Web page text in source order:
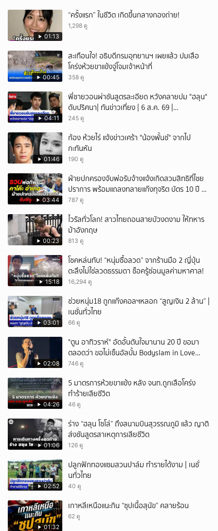
01:13
“ครั้งแรก” ในชีวิต เกิดขึ้นกลางกองถ่าย!
1,298 ดู
00:45
สะเทือนใจ! อธิบดีกรมอุทยานฯ เผยแล้ว ปมเสือ
โคร่งห้วยขาแข้งจู่โจมเจ้าหน้าที่
358 ดู
04:11
พี่ชายวอนผ่าชันสูตรละเอียด หวังคลายปม "ฮลุน"
ดับปริศนา| ทันข่าวเที่ยง | 6 ส.ค. 69 |
NationTV22
245 ดู
01:46
ก้อง ห้วยไร่ แจ้งข่าวเศร้า "น้องพั้นช์" จากไป
กะทันหัน
190 ดู
03:44
ฝ่ายปกครองจับพ่อรับจ้างแจ้งเกิดสวมสิทธิที่ไชย
ปราการ พร้อมแถลงทลายแก๊งทุจริต บัตร 10 ปี ที่
แม่สอด
787 ดู
00:23
ไวรัลทั่วโลก! สาวไทยถอนสายบัวงดงาม ให้ทหาร
ม้าอังกฤษ
813 ดู
15:18
โชคหล่นทับ! “หนุ่มซื้อลวด” จากร้านมือ 2 ญี่ปุ่น
ตะลึงไม่ใช่ลวดธรรมดา ช็อครู้ซ่อนมูลค่ามหาศาล!
16,294 ดู
03:01
ช่วยหนุ่ม18 ถูกแก๊งคอลฯหลอก “สูญเงิน 2 ล้าน” |
เนชั่นทั่วไทย
66 ดู
02:08
"ตูน อาทิวราห์" อัดอั้นตันใจมานาน 20 ปี ขอมา
ตลอดว่า ขอไม่เซ็นอัลบั้ม Bodyslam in Love
Vol.1-2 ที่เป็นปกผู้ชายยิ้มแฉ่งสองคน พร้อมเผย
บอกอะไรทางเจ้าตัวเลย
746 ดู
04:26
5 มาตรการห้วยขาแข้ง หลัง จนท.ถูกเสือโคร่ง
ทำร้ายเสียชีวิต
46 ดู
01:06
ร่าง “ฮลุน โซโล่” ถึงสนามบินสุวรรณภูมิ แล้ว ญาติ
ส่งชันสูตรสาเหตุการเสียชีวิต
126 ดู
02:52
ปลูกฟักทองแซมสวนปาล์ม ทำรายได้งาม | เนชั่
นทั่วไทย
40 ดู
01:32
เกาหลีเหนือแนะกิน “ซุปเนื้อสุนัข” คลายร้อน
62 ดู